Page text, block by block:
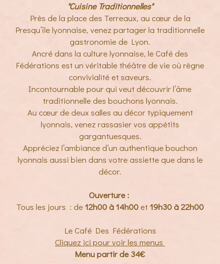
"Cuisine Traditionnelles"
Près de la place des Terreaux, au cœur de la
Presqu’île lyonnaise, venez partager la traditionnelle
gastronomie de Lyon.
Ancré dans la culture lyonnaise, le Café des
Fédérations est un véritable théâtre de vie où règne
convivialité et saveurs.
Incontournable pour qui veut découvrir l’âme
traditionnelle des bouchons lyonnais.
Au cœur de deux salles au décor typiquement
lyonnais, venez rassasier vos appétits
gargantuesques.
Appréciez l’ambiance d’un authentique bouchon
lyonnais aussi bien dans votre assiette que dans le
décor.
Ouverture :
Tous les jours : de12h00 à 14h00 et 19h30 à 22h00
Le Café Des Fédérations
Cliquez ici pour voir les menus
Menu partir de 34€